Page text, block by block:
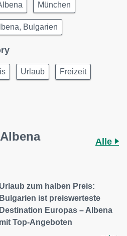
München
Bulgarien
Urlaub Freizeit
Alle
Urlaub zum halben Preis:
Bulgarien ist preiswerteste
Destination Europas – Albena
mit Top-Angeboten